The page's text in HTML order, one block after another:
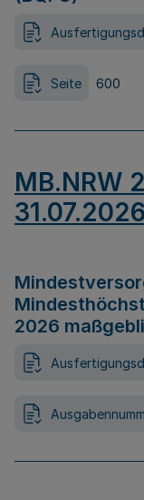
Seite 600
MB.NRW
31.07.2026
2026